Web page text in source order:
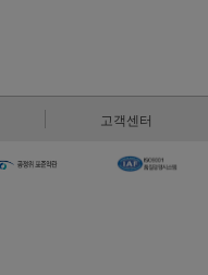
고객센터